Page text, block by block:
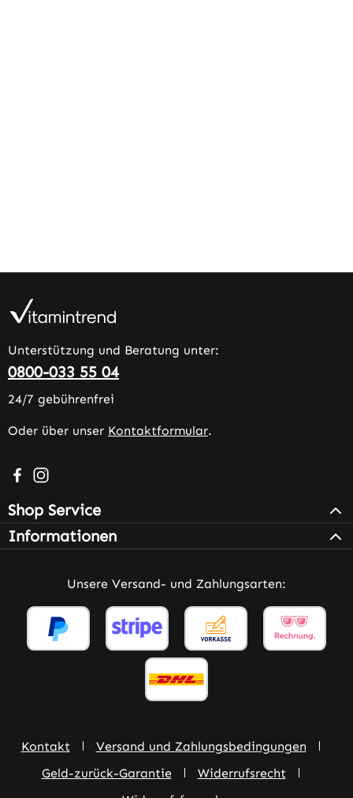
Unterstützung und Beratung unter:
0800-033 55 04
24/7 gebührenfrei
Oder über unser Kontaktformular.
Besuche uns auf Facebook – öffnet in neuem Tab
Schau auf Instagram vorbei – öffnet in neuem Tab
Shop Service
Informationen
Unsere Versand- und Zahlungsarten:
Kontakt
Versand und Zahlungsbedingungen
Geld-zurück-Garantie
Widerrufsrecht